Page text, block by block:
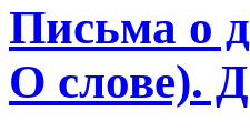
Письма о
О слове).